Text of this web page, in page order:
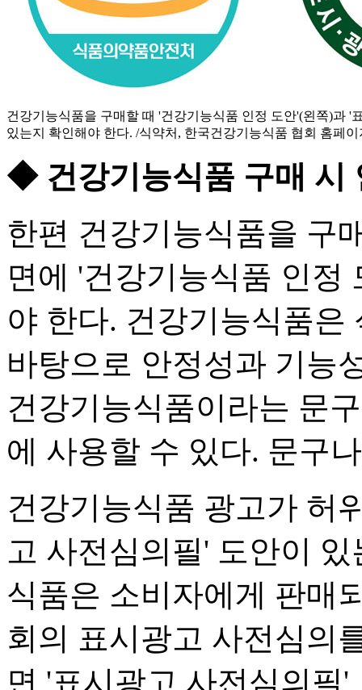
건강기능식품을 구매할 때 '건강기능식품 인정 도안'(왼쪽)과 '
있는지 확인해야 한다. /식약처, 한국건강기능식품 협회 홈페이
◆ 건강기능식품 구매 시
한편 건강기능식품을 구
면에 '건강기능식품 인정
야 한다. 건강기능식품은
바탕으로 안정성과 기능
건강기능식품이라는 문
에 사용할 수 있다. 문구
건강기능식품 광고가 허
고 사전심의필' 도안이
식품은 소비자에게 판매
회의 표시광고 사전심의
면 '표시광고 사전심의필